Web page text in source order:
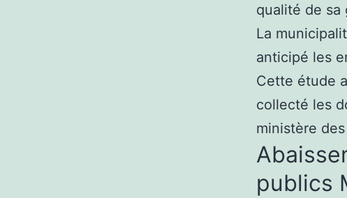
qualité de sa
La
anticipé les
Cette étude
collecté les
ministère
publics